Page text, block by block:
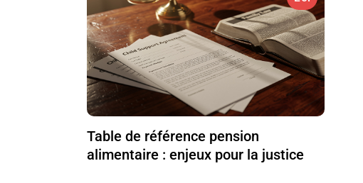
Table de référence pension
alimentaire : enjeux pour la justice